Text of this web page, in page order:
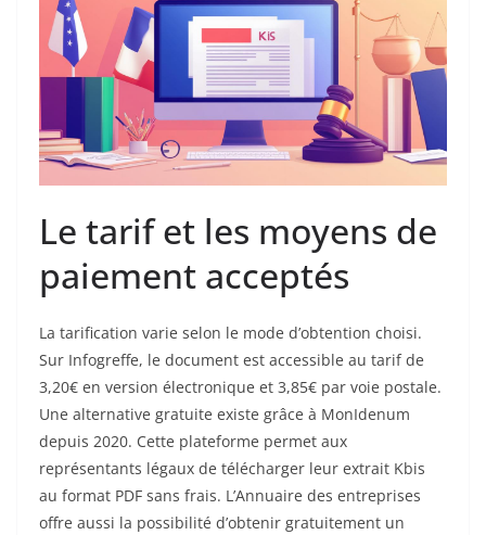
Le tarif et les moyens de
paiement acceptés
La tarification varie selon le mode d’obtention choisi.
Sur Infogreffe, le document est accessible au tarif de
3,20€ en version électronique et 3,85€ par voie postale.
Une alternative gratuite existe grâce à MonIdenum
depuis 2020. Cette plateforme permet aux
représentants légaux de télécharger leur extrait Kbis
au format PDF sans frais. L’Annuaire des entreprises
offre aussi la possibilité d’obtenir gratuitement un